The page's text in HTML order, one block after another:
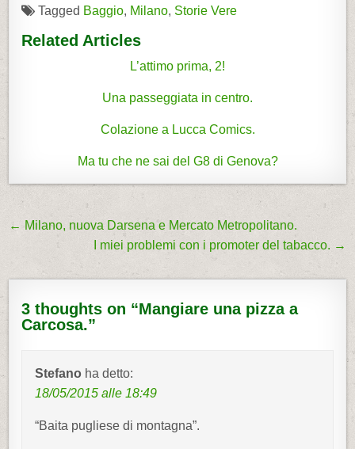
Tagged Baggio, Milano, Storie Vere
Related Articles
L’attimo prima, 2!
Una passeggiata in centro.
Colazione a Lucca Comics.
Ma tu che ne sai del G8 di Genova?
v
g
← Milano, nuova Darsena e Mercato Metropolitano.
I miei problemi con i promoter del tabacco. →
3 thoughts on “Mangiare una pizza a
Carcosa.”
Stefano ha detto:
18/05/2015 alle 18:49
“Baita pugliese di montagna”.